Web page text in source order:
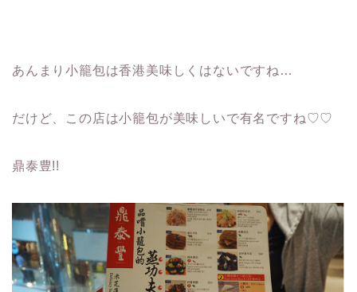
あんまり小籠包は香港美味しくはないですね…
だけど、この店は小籠包が美味しいで有名ですね♡♡
鼎泰豊!!